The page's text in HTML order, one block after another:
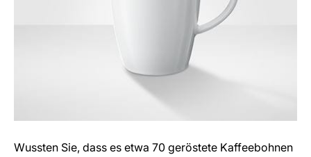
Wussten Sie, dass es etwa 70 geröstete Kaffeebohnen